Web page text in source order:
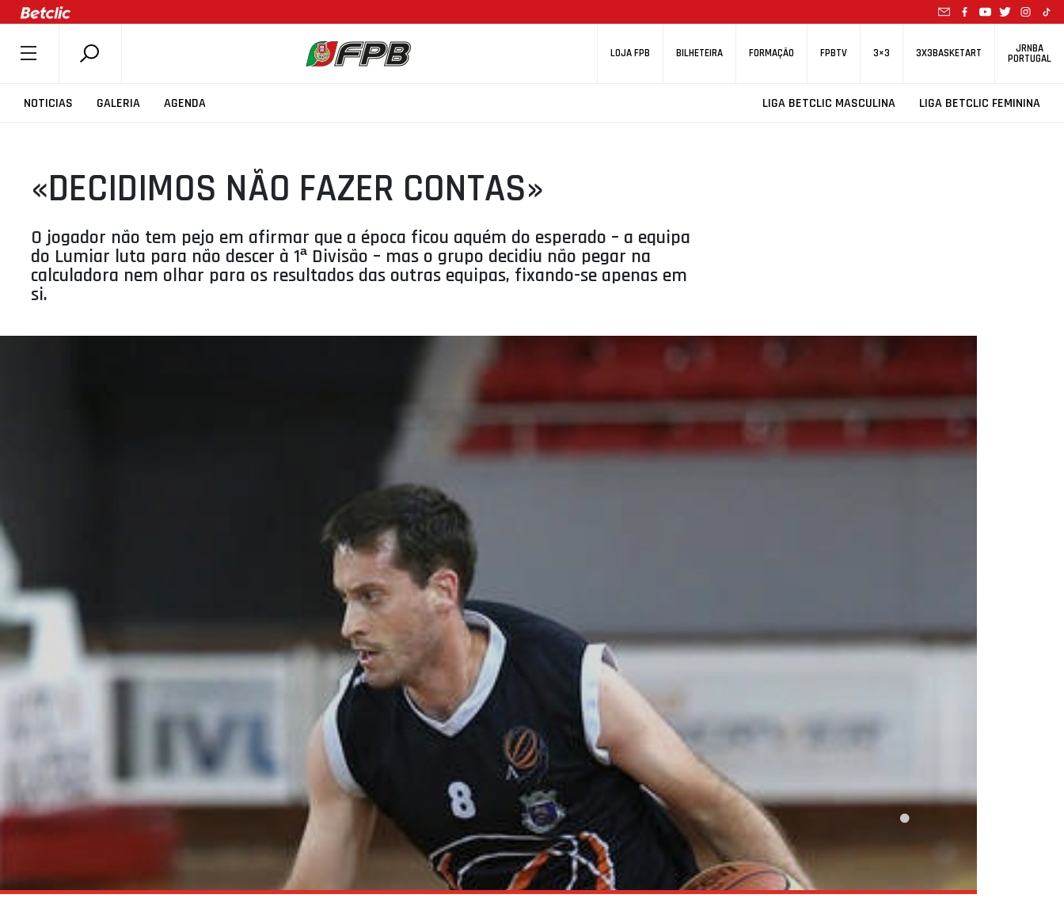
LOJA FPB BILHETEIRA FORMAÇÃO FPBTV 3×3 3X3BASKETART JRNBA
PORTUGAL
NOTICIAS GALERIA AGENDA LIGA BETCLIC MASCULINA LIGA BETCLIC FEMININA
SOBRE A FPB
COMPETIÇÕES
ASSOCIAÇÕES
CLUBES
AGENTES
«DECIDIMOS NÃO FAZER CONTAS»
O jogador não tem pejo em afirmar que a época ficou aquém do esperado – a equipa
do Lumiar luta para não descer à 1ª Divisão – mas o grupo decidiu não pegar na
calculadora nem olhar para os resultados das outras equipas, fixando-se apenas em
si.